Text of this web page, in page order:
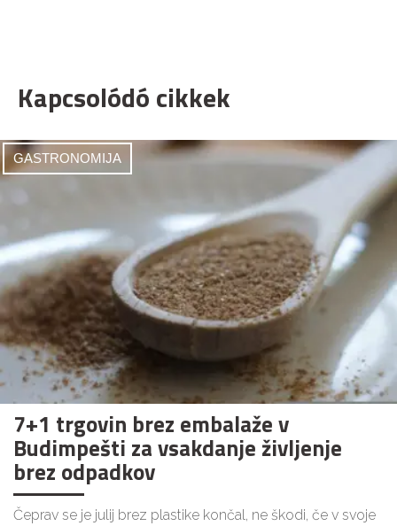
Kapcsolódó cikkek
GASTRONOMIJA
7+1 trgovin brez embalaže v
Budimpešti za vsakdanje življenje
brez odpadkov
Čeprav se je julij brez plastike končal, ne škodi, če v svoje